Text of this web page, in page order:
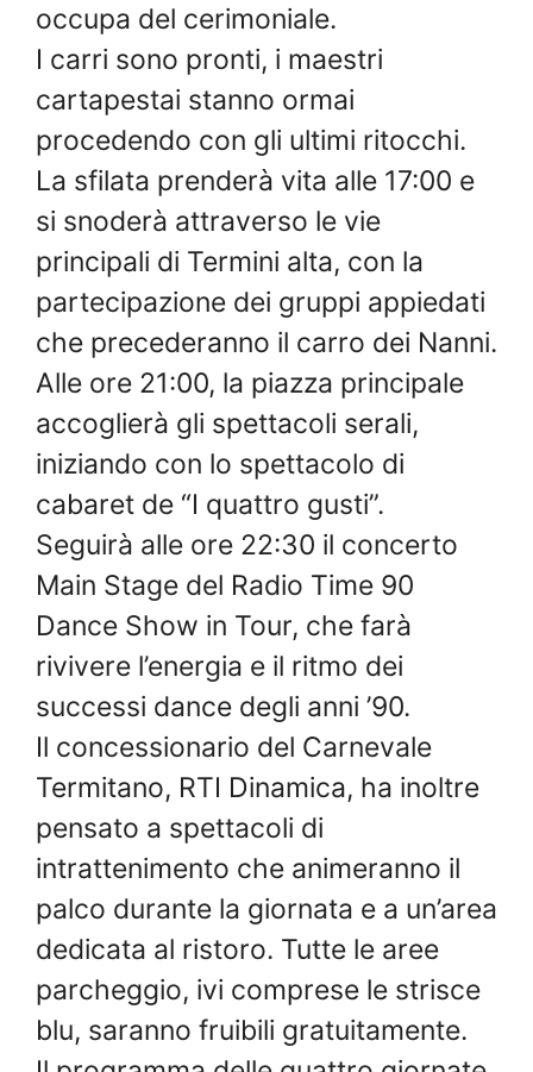
occupa del cerimoniale.
I carri sono pronti, i maestri
cartapestai stanno ormai
procedendo con gli ultimi ritocchi.
La sfilata prenderà vita alle 17:00 e
si snoderà attraverso le vie
principali di Termini alta, con la
partecipazione dei gruppi appiedati
che precederanno il carro dei Nanni.
Alle ore 21:00, la piazza principale
accoglierà gli spettacoli serali,
iniziando con lo spettacolo di
cabaret de “I quattro gusti”.
Seguirà alle ore 22:30 il concerto
Main Stage del Radio Time 90
Dance Show in Tour, che farà
rivivere l’energia e il ritmo dei
successi dance degli anni ’90.
Il concessionario del Carnevale
Termitano, RTI Dinamica, ha inoltre
pensato a spettacoli di
intrattenimento che animeranno il
palco durante la giornata e a un’area
dedicata al ristoro. Tutte le aree
parcheggio, ivi comprese le strisce
blu, saranno fruibili gratuitamente.